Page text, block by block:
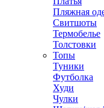
Пляжная
Свитшоты
Термобелье
Толстовки
Топы
Туники
Футболка
Худи
Чулки